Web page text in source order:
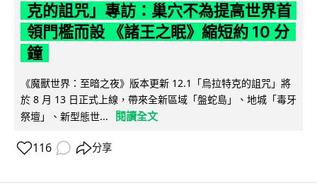
克的詛咒」專訪：巢穴不為提高世界首
領門檻而設 《諸王之眠》縮短約 10 分
鐘
《魔獸世界：至暗之夜》版本更新 12.1「烏拉特克的詛咒」將
於 8 月 13 日正式上線，帶來全新區域「盤蛇島」、地城「毒牙
祭壇」、新型態世...
閱讀全文
116 分享